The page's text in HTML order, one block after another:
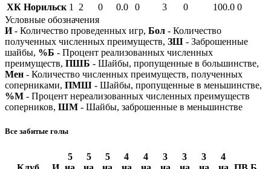
ХК Норильск 1 2 0 0.0 0 3 0 100.0 0
Условные обозначения
И- Количество проведенных игр, Бол - Количество
полученных численных преимуществ, ЗШ - Заброшенные
шайбы, %Б - Процент реализованных численных
преимуществ, ПШБ - Шайбы, пропущенные в большинстве,
Мен - Количество численных преимуществ, полученных
соперниками, ПМШ - Шайбы, пропущенные в меньшинстве,
%М - Процент нереализованных численных преимуществ
соперников, ШМ - Шайбы, заброшенные в меньшинстве
Все забитые голы
5
5
5
4
4
3
3
3
4